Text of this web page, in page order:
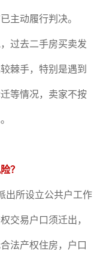
主动履行判决。
过去二手房买卖发
棘手，特别是遇到
等情况，卖家不按
？
出所设立公共户工作
交易户口须迁出，
法产权住房，户口